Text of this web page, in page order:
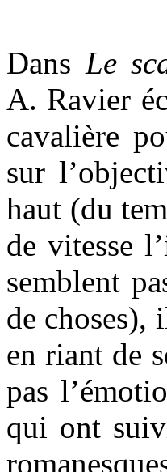
Dans Le
A. Ravier
cavalière
sur
haut (du
de vitesse
semblent
de choses),
en riant de
pas
qui ont